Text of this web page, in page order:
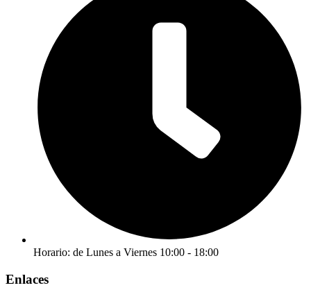
Horario: de Lunes a Viernes 10:00 - 18:00
Enlaces